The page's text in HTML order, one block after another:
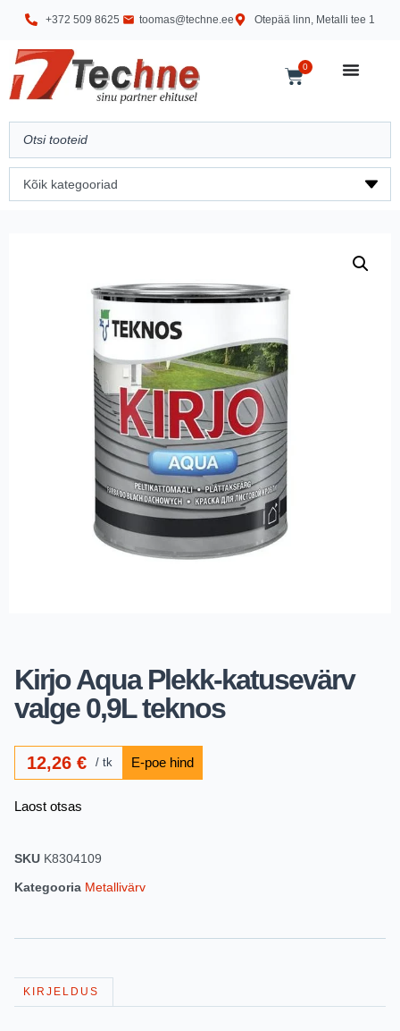
+372 509 8625 toomas@techne.ee Otepää linn, Metalli tee 1
0
Kirjo Aqua Plekk-katusevärv
valge 0,9L teknos
12,26€ tk
Laost otsas
SKU K8304109
Kategooria Metallivärv
KIRJELDUS